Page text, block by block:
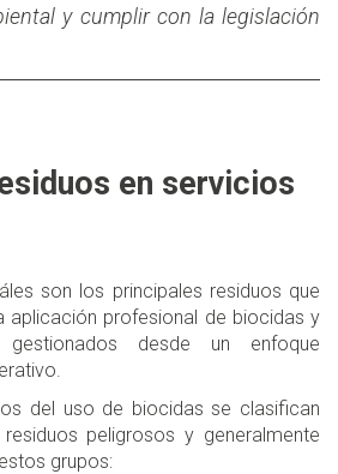
y cumplir con la legislación
en servicios
son los principales residuos que
aplicación profesional de biocidas y
desde un enfoque
del uso de biocidas se clasifican
peligrosos y generalmente
grupos: